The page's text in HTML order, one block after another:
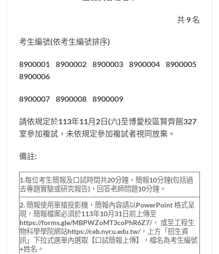
共 9 名
考生編號(依考生編號排序)
8900001 8900002 8900003 8900004 8900005
8900006
8900007 8900008 8900009
請依規定於113年11月2日(六)至博愛校區賢齊館327
室參加複試，未依規定參加複試者視同放棄。
備註:
1.每位考生簡報及口試時間共20分鐘，簡報10分鐘(包括過
去專題實驗或研究報告)，回答老師問題10分鐘。
2. 簡報使用單槍投影機，簡報內容請以PowerPoint 格式呈
現，簡報檔案必須於113年10月31日前上傳至
https://forms.gle/MBPWZoMT3coPhR6Z7/， 或至工程生
物科學學院網站https://ceb.nycu.edu.tw/，上方「招生資
訊」下拉式選單內選取【口試簡報上傳】，檔名為考生編號
+姓名。